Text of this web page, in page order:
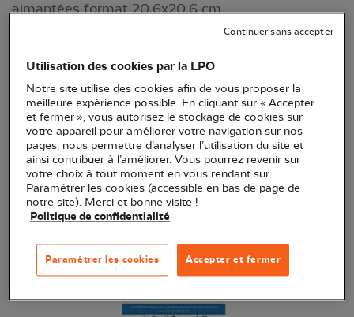
aimantées format 20,6x20,6 cm
https://www.lifebiodivom.fr/images/videos/
Utilisation des cookies par la LPO
Notre site utilise des cookies afin de vous proposer la
meilleure expérience possible. En cliquant sur « Accepter
et fermer », vous autorisez le stockage de cookies sur
votre appareil pour améliorer votre navigation sur nos
pages, nous permettre d’analyser l’utilisation du site et
ainsi contribuer à l’améliorer. Vous pourrez revenir sur
votre choix à tout moment en vous rendant sur
Paramétrer les cookies (accessible en bas de page de
notre site). Merci et bonne visite !
Politique de confidentialité
Accepter et fermer
Paramétrer les cookies
Continuer sans accepter